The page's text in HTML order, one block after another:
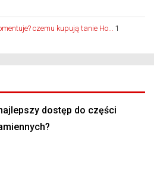
czemu kupują tanie Ho... 1
dostęp do części